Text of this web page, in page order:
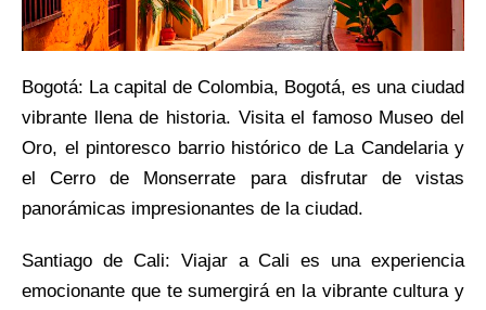
Bogotá: La capital de Colombia, Bogotá, es una ciudad
vibrante llena de historia. Visita el famoso Museo del
Oro, el pintoresco barrio histórico de La Candelaria y
el Cerro de Monserrate para disfrutar de vistas
panorámicas impresionantes de la ciudad.
Santiago de Cali: Viajar a Cali es una experiencia
emocionante que te sumergirá en la vibrante cultura y